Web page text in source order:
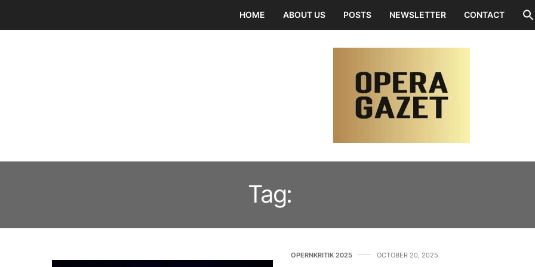
HOME ABOUT US POSTS NEWSLETTER CONTACT
Tag:
OPERNKRITIK 2025 OCTOBER 20, 2025